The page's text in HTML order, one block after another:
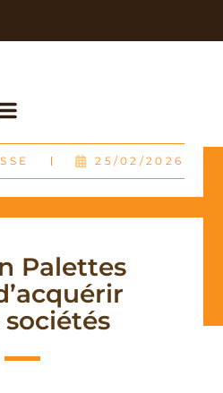
25/02/2026
Palettes